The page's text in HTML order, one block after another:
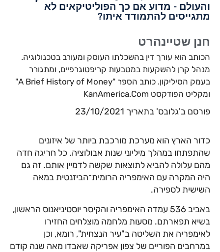
והעולם - מדוע אם כך הפוליטיקאים לא
מתגייסים להתמודד איתו?
חנן שטיינהרט
הכותב הוא עורך דין בהשכלתו העוסק ומעורב בטכנולוגיה.
מנהל קרן להשקעות במטבעות קריפטוגרפיים, ומתגורר
בעמק הסיליקון. כותב הספר "A Brief History of Money"
ומקליט הפודקסט KanAmerica.Com
פורסם ב'גלובס' בתאריך 23/10/2021
כדור הארץ הוא מערכת מורכבת ביותר של איזונים
שהתפתחו במהלך מיליוני שנות אבולוציה. כל חריגה חדה
מהם עלולה להביא לתוצאות שקשה לדמיין אותם. זה גם
היה המקרה עם האימפריה הרומית־הביזנטית במאה
השישית לספירה.
באביב 536 עמדה האימפריה והקיסר יוסטיניאנוס הראשון,
בשיא תפארתם. מסעות מלחמה מוצלחים החזירו
לאימפריה את השליטה ב"עיר הנצחית", רומא, וכן
במרחבים הפוריים של צפון אפריקה שאבדו מאה שנה קודם